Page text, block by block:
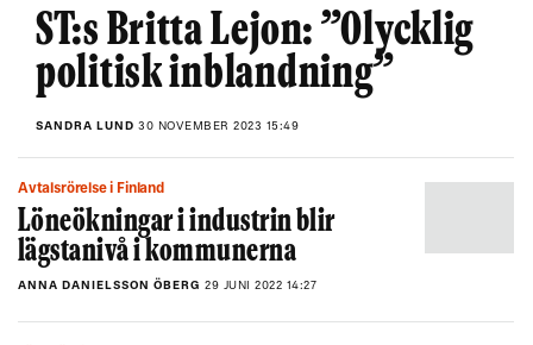
ST:s Britta Lejon: ”Olycklig
politisk inblandning”
SANDRA LUND 30 NOVEMBER 2023 15:49
Avtalsrörelse i Finland
Löneökningar i industrin blir
lägstanivå i kommunerna
ANNA DANIELSSON ÖBERG 29 JUNI 2022 14:27